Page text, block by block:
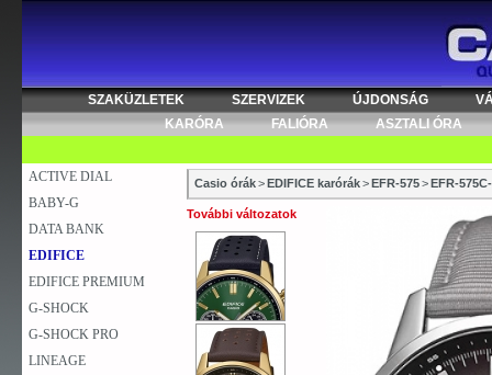
SZAKÜZLETEK SZERVIZEK ÚJDONSÁG
KARÓRA
FALIÓRA ASZTALI ÓRA
ACTIVE DIAL
BABY-G
DATA BANK
EDIFICE
EDIFICE PREMIUM
G-SHOCK
G-SHOCK PRO
LINEAGE
Casio órák>EDIFICE karórák>EFR-575>EFR-
További változatok